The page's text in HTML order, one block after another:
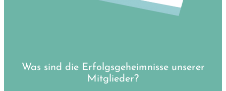
Was sind die Erfolgsgeheimnisse unserer
Mitglieder?